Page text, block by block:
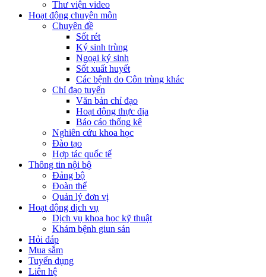
Thư viện video
Hoạt động chuyên môn
Chuyên đề
Sốt rét
Ký sinh trùng
Ngoại ký sinh
Sốt xuất huyết
Các bệnh do Côn trùng khác
Chỉ đạo tuyến
Văn bản chỉ đạo
Hoạt động thực địa
Báo cáo thống kê
Nghiên cứu khoa học
Đào tạo
Hợp tác quốc tế
Thông tin nội bộ
Đảng bộ
Đoàn thể
Quản lý đơn vị
Hoạt động dịch vụ
Dịch vụ khoa học kỹ thuật
Khám bệnh giun sán
Hỏi đáp
Mua sắm
Tuyển dụng
Liên hệ